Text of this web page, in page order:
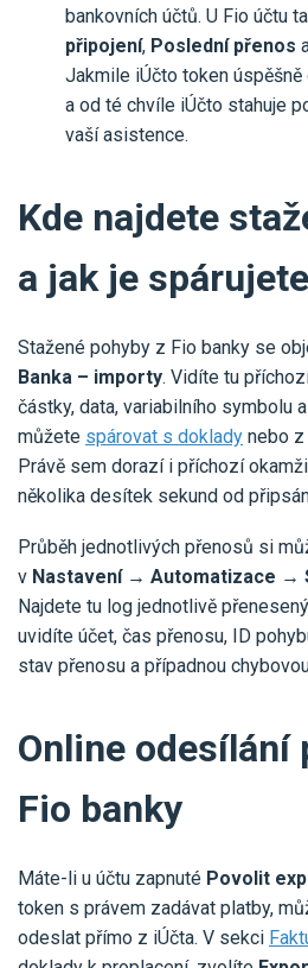
bankovních účtů. U Fio účtu
připojení, Poslední přenos
Jakmile iÚčto token
a od té chvíle iÚčto stahuje
vaší asistence.
Kde najdete
a jak je spárujete
Stažené pohyby z Fio banky se
Banka – importy. Vidíte tu
částky, data, variabilního symbolu
můžete spárovat s doklady nebo z
Právě sem dorazí i příchozí
několika desítek sekund od
Průběh jednotlivých přenosů si
v Nastavení → Automatizace →
Najdete tu log jednotlivě
uvidíte účet, čas přenosu, ID
stav přenosu a případnou
Online odesílání
Fio banky
Máte-li u účtu zapnuté Povolit
token s právem zadávat platby,
odeslat přímo z iÚčta. V sekci